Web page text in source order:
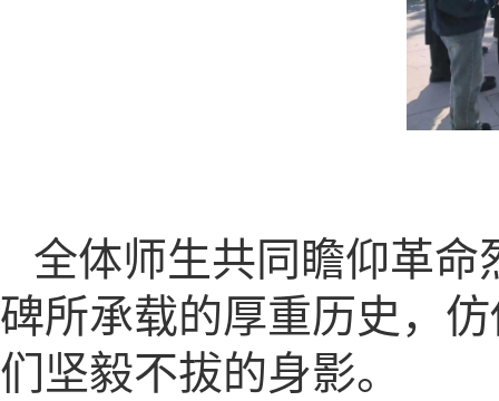
全体师生共同瞻仰革
碑所承载的厚重历史，
们坚毅不拔的身影。